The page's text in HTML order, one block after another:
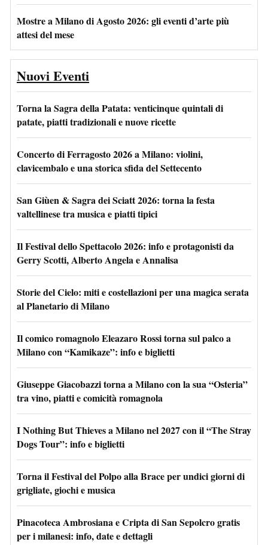
Mostre a Milano di Agosto 2026: gli eventi d’arte più
attesi del mese
Nuovi Eventi
Torna la Sagra della Patata: venticinque quintali di
patate, piatti tradizionali e nuove ricette
Concerto di Ferragosto 2026 a Milano: violini,
clavicembalo e una storica sfida del Settecento
San Giùen & Sagra dei Sciatt 2026: torna la festa
valtellinese tra musica e piatti tipici
Il Festival dello Spettacolo 2026: info e protagonisti da
Gerry Scotti, Alberto Angela e Annalisa
Storie del Cielo: miti e costellazioni per una magica serata
al Planetario di Milano
Il comico romagnolo Eleazaro Rossi torna sul palco a
Milano con “Kamikaze”: info e biglietti
Giuseppe Giacobazzi torna a Milano con la sua “Osteria”
tra vino, piatti e comicità romagnola
I Nothing But Thieves a Milano nel 2027 con il “The Stray
Dogs Tour”: info e biglietti
Torna il Festival del Polpo alla Brace per undici giorni di
grigliate, giochi e musica
Pinacoteca Ambrosiana e Cripta di San Sepolcro gratis
per i milanesi: info, date e dettagli